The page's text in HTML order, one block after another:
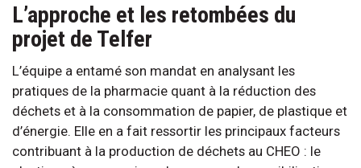
L’approche et les retombées du
projet de Telfer
L’équipe a entamé son mandat en analysant les
pratiques de la pharmacie quant à la réduction des
déchets et à la consommation de papier, de plastique et
d’énergie. Elle en a fait ressortir les principaux facteurs
contribuant à la production de déchets au CHEO : le